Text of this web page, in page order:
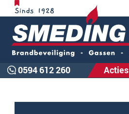
0594 612 260 Acties